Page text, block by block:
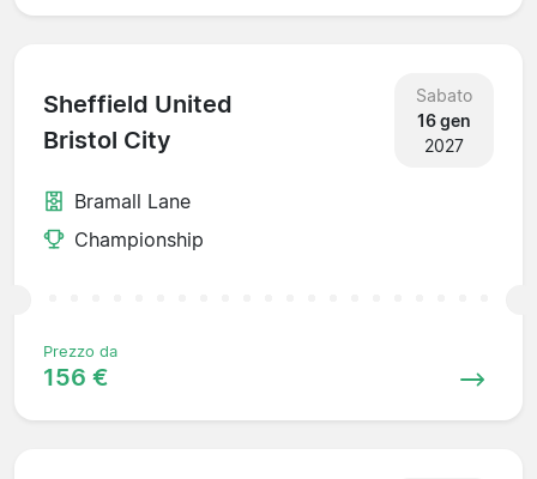
Sheffield United
Bristol City
Sabato
16 gen
2027
Bramall Lane
Championship
Prezzo da
156 €